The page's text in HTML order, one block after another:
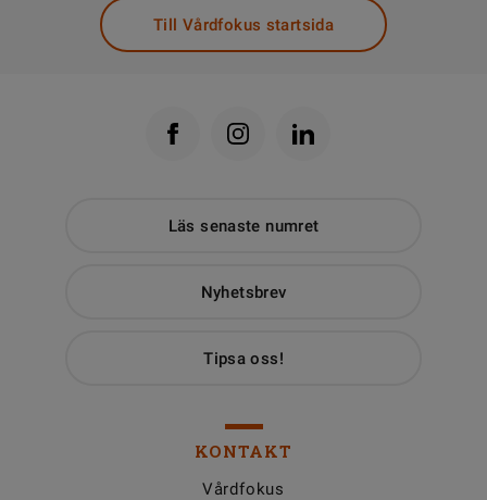
Till Vårdfokus startsida
Läs senaste numret
Nyhetsbrev
Tipsa oss!
KONTAKT
Vårdfokus